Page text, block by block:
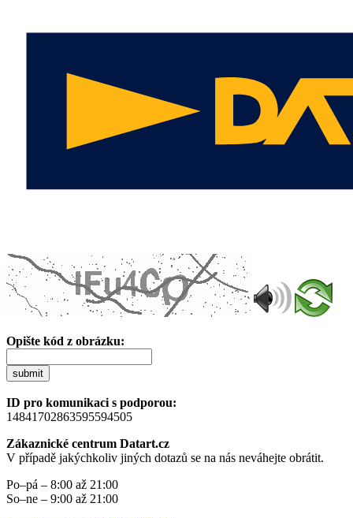
Opište kód z obrázku:
submit
ID pro komunikaci s podporou:
14841702863595594505
Zákaznické centrum Datart.cz
V případě jakýchkoliv jiných dotazů se na nás neváhejte obrátit.
Po–pá – 8:00 až 21:00
So–ne – 9:00 až 21:00